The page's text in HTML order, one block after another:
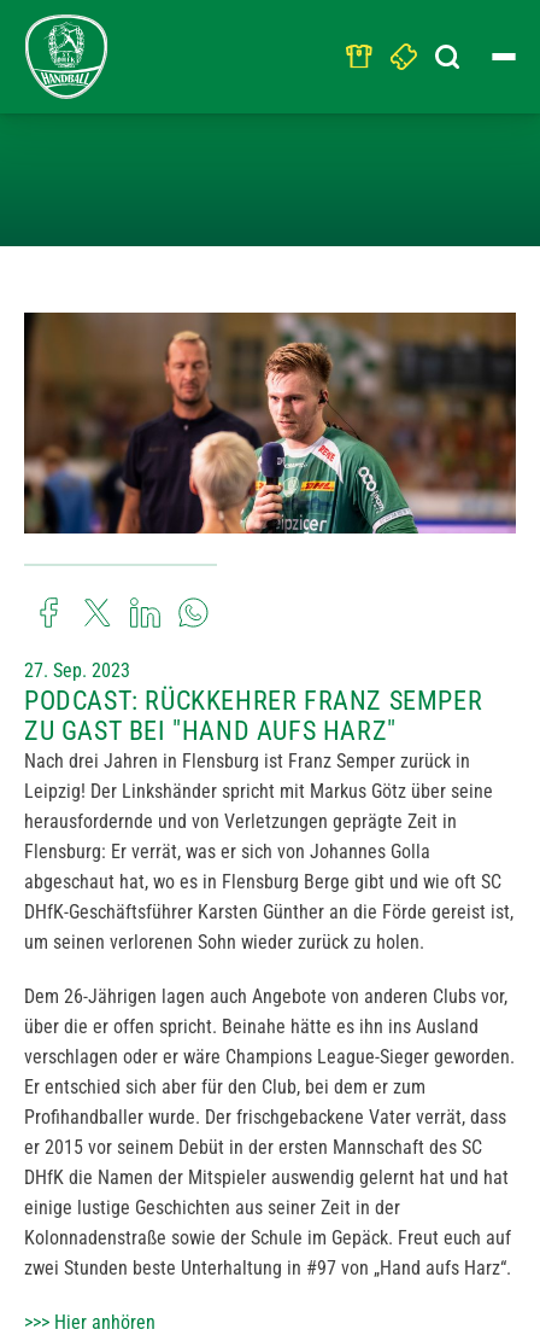
Search
for:
27. Sep. 2023
PODCAST: RÜCKKEHRER FRANZ SEMPER
ZU GAST BEI "HAND AUFS HARZ"
Nach drei Jahren in Flensburg ist Franz Semper zurück in
Leipzig! Der Linkshänder spricht mit Markus Götz über seine
herausfordernde und von Verletzungen geprägte Zeit in
Flensburg: Er verrät, was er sich von Johannes Golla
abgeschaut hat, wo es in Flensburg Berge gibt und wie oft SC
DHfK-Geschäftsführer Karsten Günther an die Förde gereist ist,
um seinen verlorenen Sohn wieder zurück zu holen.
Dem 26-Jährigen lagen auch Angebote von anderen Clubs vor,
über die er offen spricht. Beinahe hätte es ihn ins Ausland
verschlagen oder er wäre Champions League-Sieger geworden.
Er entschied sich aber für den Club, bei dem er zum
Profihandballer wurde. Der frischgebackene Vater verrät, dass
er 2015 vor seinem Debüt in der ersten Mannschaft des SC
DHfK die Namen der Mitspieler auswendig gelernt hat und hat
einige lustige Geschichten aus seiner Zeit in der
Kolonnadenstraße sowie der Schule im Gepäck. Freut euch auf
zwei Stunden beste Unterhaltung in #97 von „Hand aufs Harz“.
>>> Hier anhören